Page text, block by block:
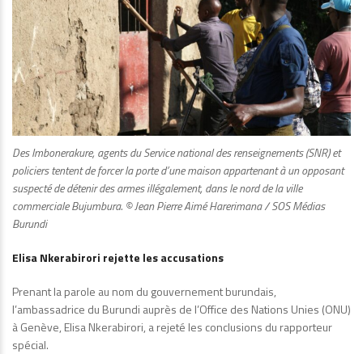
Des Imbonerakure, agents du Service national des renseignements (SNR) et
policiers tentent de forcer la porte d’une maison appartenant à un opposant
suspecté de détenir des armes illégalement, dans le nord de la ville
commerciale Bujumbura. © Jean Pierre Aimé Harerimana / SOS Médias
Burundi
Elisa Nkerabirori rejette les accusations
Prenant la parole au nom du gouvernement burundais,
l’ambassadrice du Burundi auprès de l’Office des Nations Unies (ONU)
à Genève, Elisa Nkerabirori, a rejeté les conclusions du rapporteur
spécial.